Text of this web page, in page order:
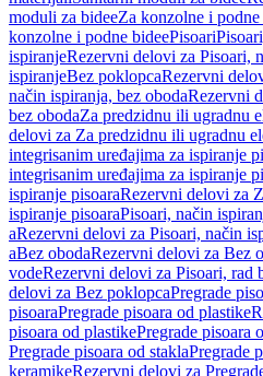
moduli za bideeZa konzolne i podne
konzolne i podne bideePisoari
ispiranjeRezervni delovi za Pisoari,
ispiranjeBez poklopcaRezervni
način ispiranja, bez obodaRezervni
bez obodaZa predzidnu ili ugradnu
delovi za Za predzidnu ili ugradnu
integrisanim uređajima za ispiranje
integrisanim uređajima za ispiranje
ispiranje pisoaraRezervni delovi za
ispiranje pisoaraPisoari, način
aRezervni delovi za Pisoari, način
aBez obodaRezervni delovi za Bez
vodeRezervni delovi za Pisoari, rad
delovi za Bez poklopcaPregrade
pisoaraPregrade pisoara od plastike
pisoara od plastikePregrade pisoara
Pregrade pisoara od staklaPregrade
keramikeRezervni delovi za